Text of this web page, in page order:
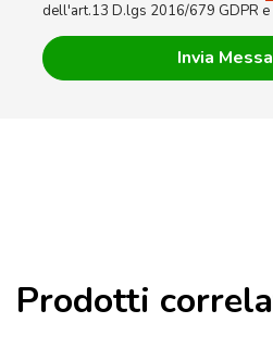
dell'art.13 D.lgs 2016/679 GDPR
Prodotti